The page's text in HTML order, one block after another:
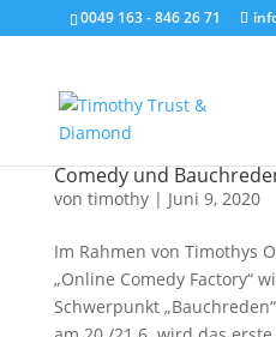
0049 163 - 846 26 71
Comedy und
von timothy| Juni 9, 2020
Im Rahmen von Timothys
„Online Comedy Factory“
Schwerpunkt